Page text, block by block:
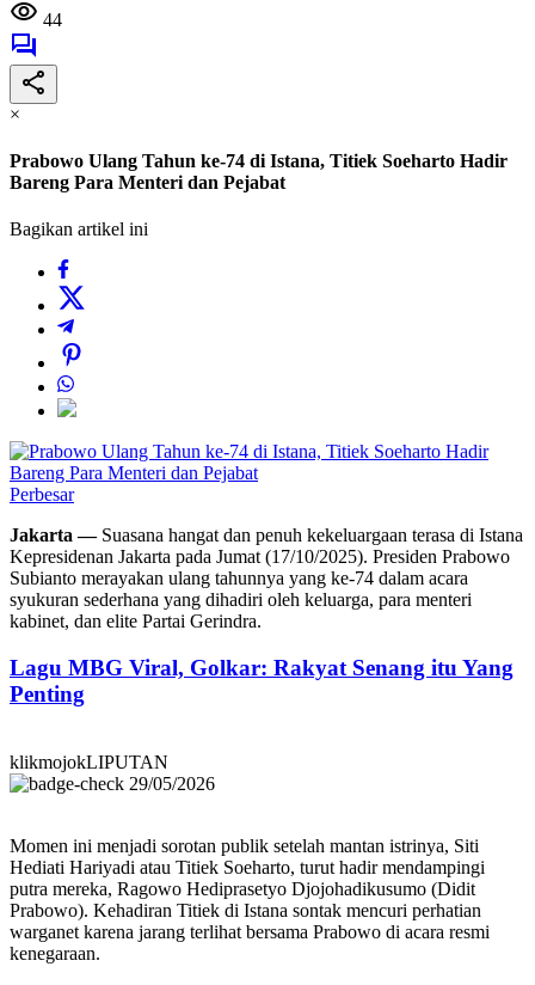
44
×
Prabowo Ulang Tahun ke-74 di Istana, Titiek Soeharto Hadir
Bareng Para Menteri dan Pejabat
Bagikan artikel ini
Perbesar
Jakarta —Suasana hangat dan penuh kekeluargaan terasa di Istana
Kepresidenan Jakarta pada Jumat (17/10/2025). Presiden Prabowo
Subianto merayakan ulang tahunnya yang ke-74 dalam acara
syukuran sederhana yang dihadiri oleh keluarga, para menteri
kabinet, dan elite Partai Gerindra.
Lagu MBG Viral, Golkar: Rakyat Senang itu Yang
Penting
klikmojokLIPUTAN
29/05/2026
Momen ini menjadi sorotan publik setelah mantan istrinya, Siti
Hediati Hariyadi atau Titiek Soeharto, turut hadir mendampingi
putra mereka, Ragowo Hediprasetyo Djojohadikusumo (Didit
Prabowo). Kehadiran Titiek di Istana sontak mencuri perhatian
warganet karena jarang terlihat bersama Prabowo di acara resmi
kenegaraan.